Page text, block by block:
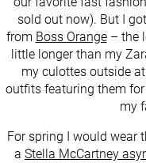
sold out now). But I
from Boss Orange– the
little longer than my
my culottes outside
outfits featuring them
my
For spring I would wear
a Stella McCartney